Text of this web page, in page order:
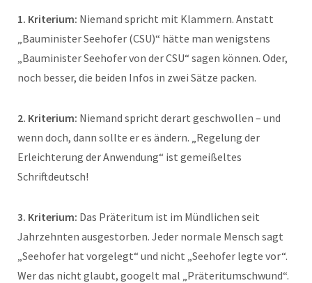
1. Kriterium: Niemand spricht mit Klammern. Anstatt
„Bauminister Seehofer (CSU)“ hätte man wenigstens
„Bauminister Seehofer von der CSU“ sagen können. Oder,
noch besser, die beiden Infos in zwei Sätze packen.
2. Kriterium: Niemand spricht derart geschwollen – und
wenn doch, dann sollte er es ändern. „Regelung der
Erleichterung der Anwendung“ ist gemeißeltes
Schriftdeutsch!
3. Kriterium: Das Präteritum ist im Mündlichen seit
Jahrzehnten ausgestorben. Jeder normale Mensch sagt
„Seehofer hat vorgelegt“ und nicht „Seehofer legte vor“.
Wer das nicht glaubt, googelt mal „Präteritumschwund“.